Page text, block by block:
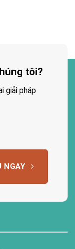
tôi?
giải pháp
NGAY